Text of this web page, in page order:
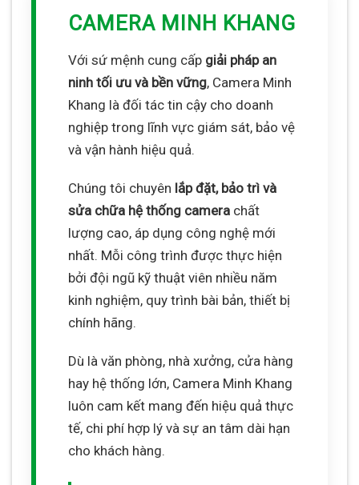
CAMERA MINH KHANG
Với sứ mệnh cung cấp giải pháp an
ninh tối ưu và bền vững, Camera Minh
Khang là đối tác tin cậy cho doanh
nghiệp trong lĩnh vực giám sát, bảo vệ
và vận hành hiệu quả.
Chúng tôi chuyên lắp đặt, bảo trì và
sửa chữa hệ thống camera chất
lượng cao, áp dụng công nghệ mới
nhất. Mỗi công trình được thực hiện
bởi đội ngũ kỹ thuật viên nhiều năm
kinh nghiệm, quy trình bài bản, thiết bị
chính hãng.
Dù là văn phòng, nhà xưởng, cửa hàng
hay hệ thống lớn, Camera Minh Khang
luôn cam kết mang đến hiệu quả thực
tế, chi phí hợp lý và sự an tâm dài hạn
cho khách hàng.